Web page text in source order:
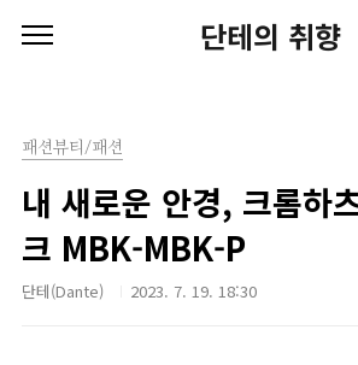
단테의 취향
패션뷰티/패션
내 새로운 안경, 크롬하
크 MBK-MBK-P
단테(Dante) 2023. 7. 19. 18:30